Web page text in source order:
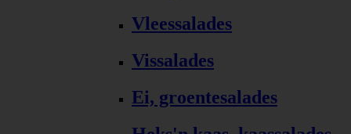
Vleessalades
Vissalades
Ei, groentesalades